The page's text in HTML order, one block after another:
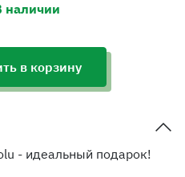
наличии
в корзину
- идеальный подарок!